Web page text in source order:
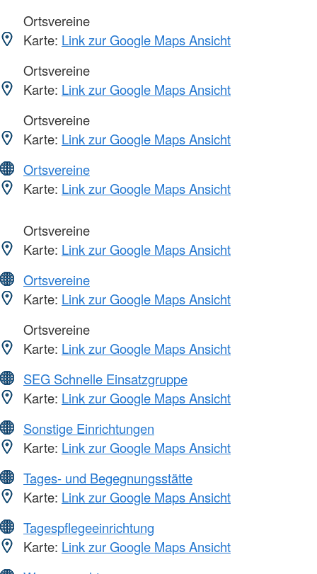
Ortsvereine
Karte: Link zur Google Maps Ansicht
Ortsvereine
Karte: Link zur Google Maps Ansicht
Ortsvereine
Karte: Link zur Google Maps Ansicht
Ortsvereine
Karte: Link zur Google Maps Ansicht
Ortsvereine
Karte: Link zur Google Maps Ansicht
Ortsvereine
Karte: Link zur Google Maps Ansicht
Ortsvereine
Karte: Link zur Google Maps Ansicht
SEG Schnelle Einsatzgruppe
Karte: Link zur Google Maps Ansicht
Sonstige Einrichtungen
Karte: Link zur Google Maps Ansicht
Tages- und Begegnungsstätte
Karte: Link zur Google Maps Ansicht
Tagespflegeeinrichtung
Karte: Link zur Google Maps Ansicht